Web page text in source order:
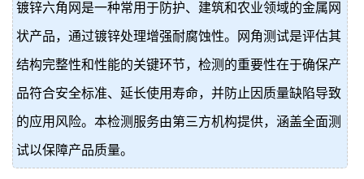
镀锌六角网是一种常用于防护、建筑和农业领域的金属网
状产品，通过镀锌处理增强耐腐蚀性。网角测试是评估其
结构完整性和性能的关键环节，检测的重要性在于确保产
品符合安全标准、延长使用寿命，并防止因质量缺陷导致
的应用风险。本检测服务由第三方机构提供，涵盖全面测
试以保障产品质量。
价
真
伪
查
询